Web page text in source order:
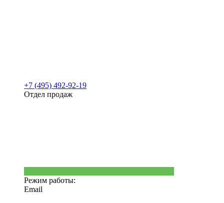
+7 (495) 492-92-19
Отдел продаж
Режим работы:
Email